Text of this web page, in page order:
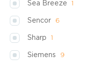
Sea Breeze 1
Sencor 6
Sharp 1
Siemens 9